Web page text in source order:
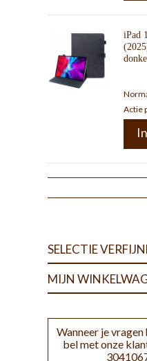
iPad
Actie
SELECTIE
MIJN
Wanneer je
bel met onze